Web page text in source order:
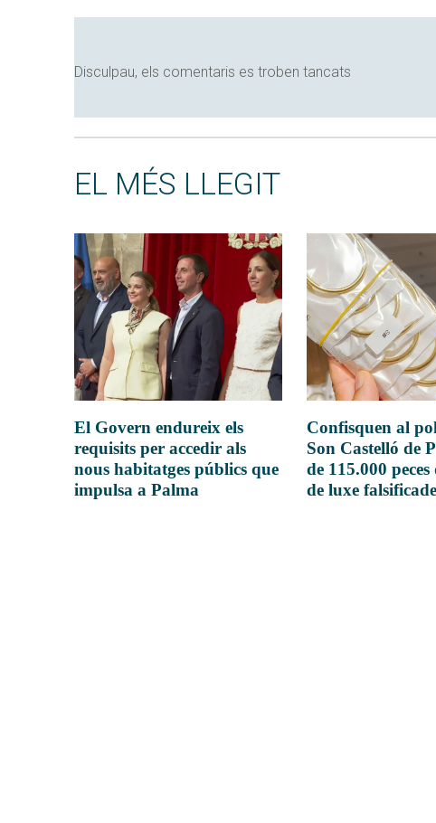
Disculpau, els comentaris es troben tancats
EL MÉS LLEGIT
El Govern endureix els
requisits per accedir als
nous habitatges públics que
impulsa a Palma
Confisquen al
Son Castelló de
de 115.000
de luxe